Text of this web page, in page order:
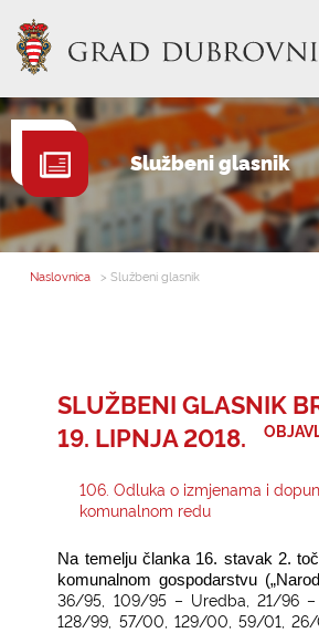
GRADSKA UPRAVA
GRADONAČELNIK
MJESNA
E-USLUGE
Službeni glasnik
Naslovnica > Službeni glasnik
SLUŽBENI GLASNIK
19. LIPNJA 2018.
106. Odluka o izmjenama i
komunalnom redu
Na temelju članka 16. stavak 2.
komunalnom gospodarstvu
36/95, 109/95 – Uredba, 21/96
128/99, 57/00, 129/00, 59/01,